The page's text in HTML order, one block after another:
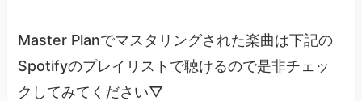
Master Planでマスタリングされた楽曲は下記の
Spotifyのプレイリストで聴けるので是非チェッ
クしてみてください▽